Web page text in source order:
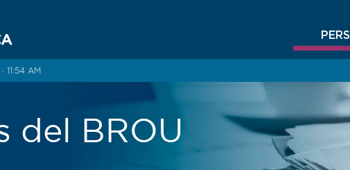
11:54 AM
del BROU